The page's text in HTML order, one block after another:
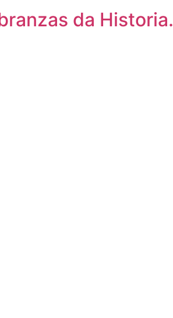
da Historia.